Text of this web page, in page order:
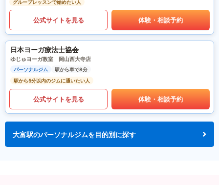
グループレッスンで始めたい人
公式サイトを見る 体験・相談予約
日本ヨーガ療法士協会
ゆじゅヨーガ教室 岡山西大寺店
パーソナルジム
駅から車で8分
駅から5分以内のジムに通いたい人
公式サイトを見る 体験・相談予約
大富駅のパーソナルジムを目的別に探す